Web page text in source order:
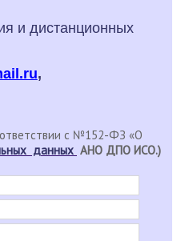
и дистанционных
,
с №152-ФЗ «О
данных АНО ДПО ИСО.)